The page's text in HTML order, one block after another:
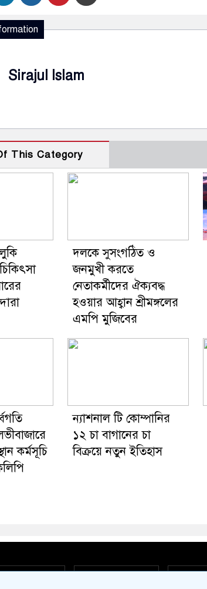
Sirajul Islam
This Category
দলকে সুসংগঠিত ও
জনমুখী করতে
নেতাকর্মীদের ঐক্যবদ্ধ
হওয়ার আহ্বান শ্রীমঙ্গলের
এমপি মুজিবের
কর্মসূচি
ন্যাশনাল টি কোম্পানির
১২ চা বাগানের চা
বিক্রয়ে নতুন ইতিহাস